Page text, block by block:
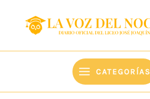
contenido
CATEGORÍAS